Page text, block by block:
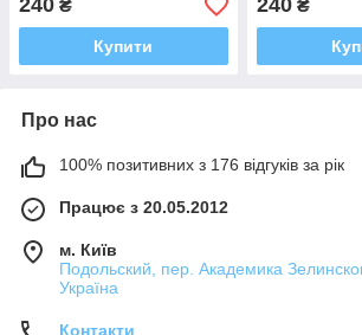
240 ₴
Купити
240₴
Про нас
100% позитивних з 176 відгуків за рік
Працює з 20.05.2012
м. Київ
Подольский, пер. Академика
Україна
Контакти